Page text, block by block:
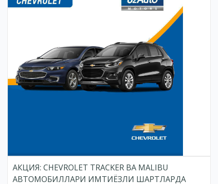
АКЦИЯ: CHEVROLET TRACKER ВА MALIBU
АВТОМОБИЛЛАРИ ИМТИЁЗЛИ ШАРТЛАРДА